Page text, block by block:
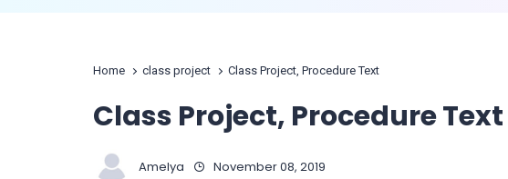
Home class project Class Project, Procedure Text
Class Project, Procedure Text
Amelya November 08, 2019